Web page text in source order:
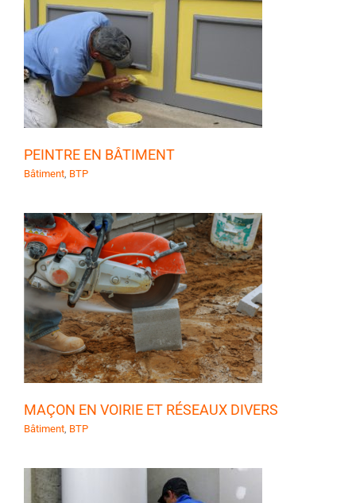
PEINTRE EN BÂTIMENT
Bâtiment, BTP
MAÇON EN VOIRIE ET RÉSEAUX DIVERS
Bâtiment, BTP